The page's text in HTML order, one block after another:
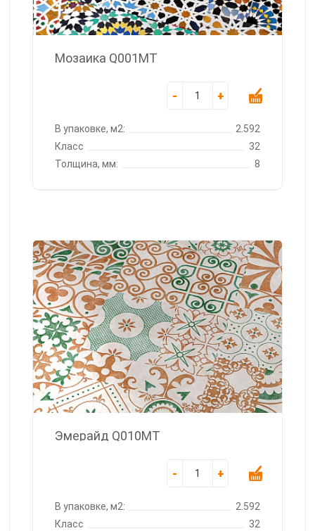
Мозаика Q001MT
- +
В упаковке, м2:
2.592
Класс
32
Толщина, мм:
8
Эмерайд Q010MT
- +
В упаковке, м2:
2.592
Класс
32